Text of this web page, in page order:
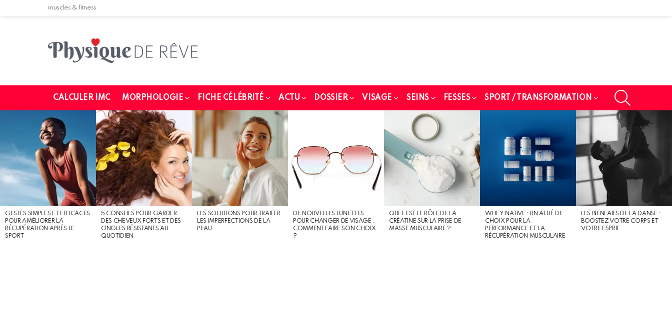
muscles & fitness
CALCULER IMC MORPHOLOGIE FICHE CÉLÉBRITÉ ACTU DOSSIER VISAGE SEINS FESSES SPORT / TRANSFORMATION
GESTES SIMPLES ET EFFICACES
POUR AMÉLIORER LA
RÉCUPÉRATION APRÈS LE
SPORT
5 CONSEILS POUR GARDER
DES CHEVEUX FORTS ET DES
ONGLES RÉSISTANTS AU
QUOTIDIEN
LES SOLUTIONS POUR TRAITER
LES IMPERFECTIONS DE LA
PEAU
DE NOUVELLES LUNETTES
POUR CHANGER DE VISAGE :
COMMENT FAIRE SON CHOIX
?
QUEL EST LE RÔLE DE LA
CRÉATINE SUR LA PRISE DE
MASSE MUSCULAIRE ?
WHEY NATIVE : UN ALLIÉ DE
CHOIX POUR LA
PERFORMANCE ET LA
RÉCUPÉRATION MUSCULAIRE
LES BIENFAITS DE LA DANSE :
BOOSTEZ VOTRE CORPS ET
VOTRE ESPRIT